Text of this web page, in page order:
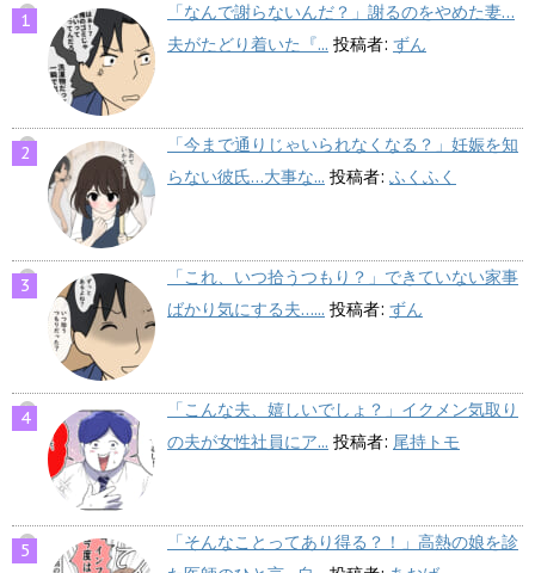
「なんで謝らないんだ？」謝るのをやめた妻…
夫がたどり着いた『... 投稿者: ずん
「今まで通りじゃいられなくなる？」妊娠を知
らない彼氏…大事な... 投稿者: ふくふく
「これ、いつ拾うつもり？」できていない家事
ばかり気にする夫…... 投稿者: ずん
「こんな夫、嬉しいでしょ？」イクメン気取り
の夫が女性社員にア... 投稿者: 尾持トモ
「そんなことってあり得る？！」高熱の娘を診